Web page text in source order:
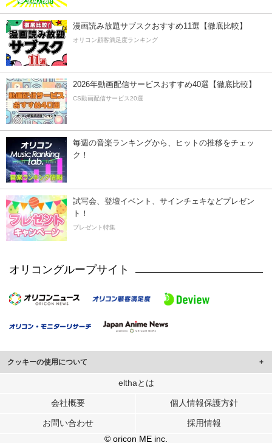
漫画読み放題サブスクおすすめ11選【徹底比較】
オリコン顧客満足度ランキング
2026年動画配信サービスおすすめ40選【徹底比較】
CS動画配信サービス20選
毎週の音楽ランキングから、ヒットの推移をチェッ
ク！
試写会、登壇イベント、サインチェキなどプレゼン
ト！
プレゼント特集
オリコングループサイト
クッキーの使用について
このサイトでは Cookie を使用して、ユーザーに合わせたコンテンツや広告の
行っています。
メディアや広告配信、データ解析の各パートナーに提供しています。
各パートナーは、この情報とユーザーが各パートナーに提供した他の情報や、
elthaとは
会社概要 個人情報保護方針
お問い合わせ
採用情報
© oricon ME inc.